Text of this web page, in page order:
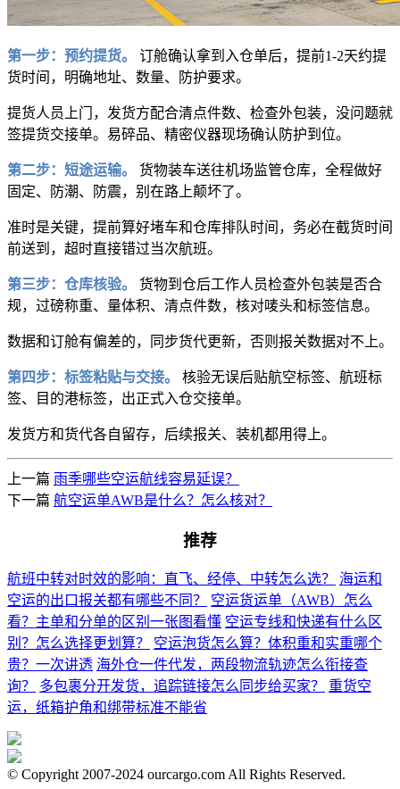
第一步：预约提货。 订舱确认拿到入仓单后，提前1-2天约提
货时间，明确地址、数量、防护要求。
提货人员上门，发货方配合清点件数、检查外包装，没问题就
签提货交接单。易碎品、精密仪器现场确认防护到位。
第二步：短途运输。
货物装车送往机场监管仓库，全程做好
固定、防潮、防震，别在路上颠坏了。
准时是关键，提前算好堵车和仓库排队时间，务必在截货时间
前送到，超时直接错过当次航班。
第三步：仓库核验。
货物到仓后工作人员检查外包装是否合
规，过磅称重、量体积、清点件数，核对唛头和标签信息。
数据和订舱有偏差的，同步货代更新，否则报关数据对不上。
第四步：标签粘贴与交接。
核验无误后贴航空标签、航班标
签、目的港标签，出正式入仓交接单。
发货方和货代各自留存，后续报关、装机都用得上。
上一篇 雨季哪些空运航线容易延误？
下一篇 航空运单AWB是什么？怎么核对？
推荐
航班中转对时效的影响：直飞、经停、中转怎么选？
海运和
空运的出口报关都有哪些不同？
空运货运单（AWB）怎么
看？主单和分单的区别一张图看懂 空运专线和快递有什么区
别？怎么选择更划算？
空运泡货怎么算？体积重和实重哪个
贵？一次讲透 海外仓一件代发，两段物流轨迹怎么衔接查
询？
多包裹分开发货，追踪链接怎么同步给买家？
重货空
运，纸箱护角和绑带标准不能省
© Copyright 2007-2024 ourcargo.com All Rights Reserved.